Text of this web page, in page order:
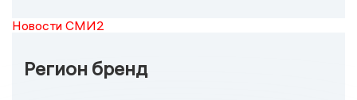
Новости СМИ2
Регион бренд